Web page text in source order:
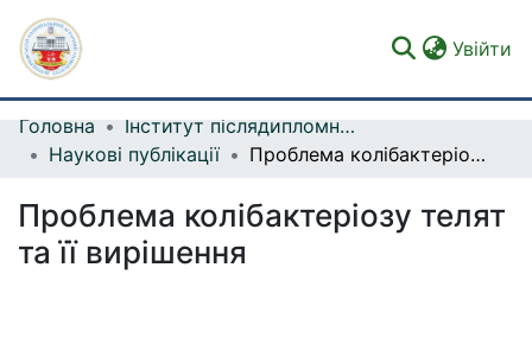
Увійти
Фонди та зібрання
Статистика
Головна
Інститут післядипломного навчання керівників і спеціалістів ветеринарної медицини
Наукові публікації
Проблема колібактеріозу телят та її вирішення
Проблема колібактеріозу телят
та її вирішення